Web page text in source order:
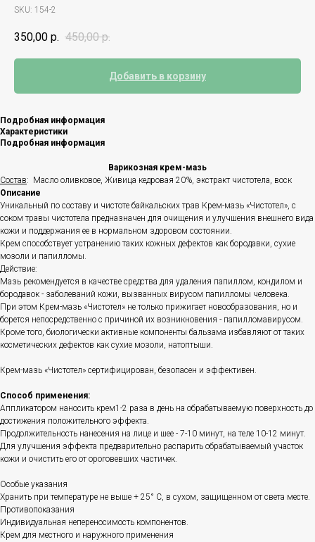
SKU: 154-2
350,00 р. 450,00 р.
Добавить в корзину
Подробная информация
Характеристики
Подробная информация
Варикозная крем-мазь
Состав: Масло оливковое, Живица кедровая 20%, экстракт чистотела, воск
Описание
Уникальный по составу и чистоте байкальских трав Крем-мазь «Чистотел», с
соком травы чистотела предназначен для очищения и улучшения внешнего вида
кожи и поддержания ее в нормальном здоровом состоянии.
Крем способствует устранению таких кожных дефектов как бородавки, сухие
мозоли и папилломы.
Действие:
Мазь рекомендуется в качестве средства для удаления папиллом, кондилом и
бородавок - заболеваний кожи, вызванных вирусом папилломы человека.
При этом Крем-мазь «Чистотел» не только прижигает новообразования, но и
борется непосредственно с причиной их возникновения - папилломавирусом.
Кроме того, биологически активные компоненты бальзама избавляют от таких
косметических дефектов как сухие мозоли, натоптыши.
Крем-мазь «Чистотел» сертифицирован, безопасен и эффективен.
Способ применения:
Аппликатором наносить крем1-2 раза в день на обрабатываемую поверхность до
достижения положительного эффекта.
Продолжительность нанесения на лице и шее - 7-10 минут, на теле 10-12 минут.
Для улучшения эффекта предварительно распарить обрабатываемый участок
кожи и очистить его от ороговевших частичек.
Особые указания
Хранить при температуре не выше + 25° С, в сухом, защищенном от света месте.
Противопоказания
Индивидуальная непереносимость компонентов.
Крем для местного и наружного применения